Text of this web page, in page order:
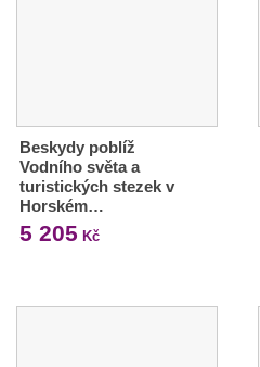
Beskydy poblíž
Vodního světa a
turistických stezek v
Horském…
5 205 Kč